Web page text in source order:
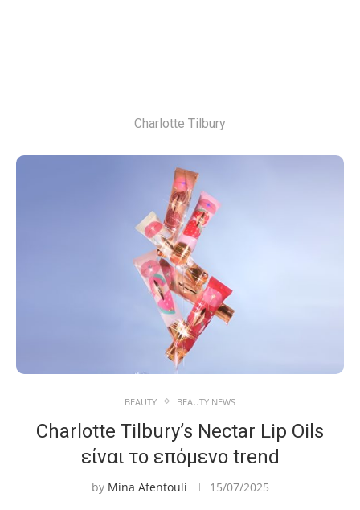
Charlotte Tilbury
BEAUTY BEAUTY NEWS
Charlotte Tilbury’s Nectar Lip Oils
είναι το επόμενο trend
by Mina Afentouli 15/07/2025